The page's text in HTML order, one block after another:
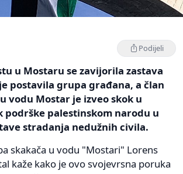
Podijeli
u Mostaru se zavijorila zastava
postavila grupa građana, a član
vodu Mostar je izveo skok u
podrške palestinskom narodu u
stradanja nedužnih civila.
skakača u vodu "Mostari" Lorens
kaže kako je ovo svojevrsna poruka